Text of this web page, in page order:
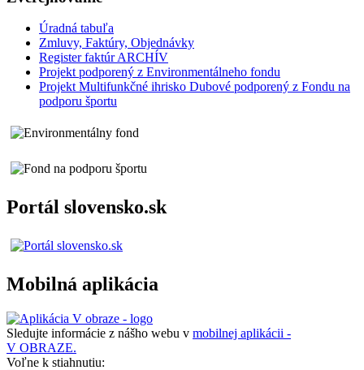
Úradná tabuľa
Zmluvy, Faktúry, Objednávky
Register faktúr ARCHÍV
Projekt podporený z Environmentálneho fondu
Projekt Multifunkčné ihrisko Dubové podporený z Fondu na
podporu športu
Portál slovensko.sk
Mobilná aplikácia
Sledujte informácie z nášho webu v mobilnej aplikácii -
V OBRAZE.
Voľne k stiahnutiu: